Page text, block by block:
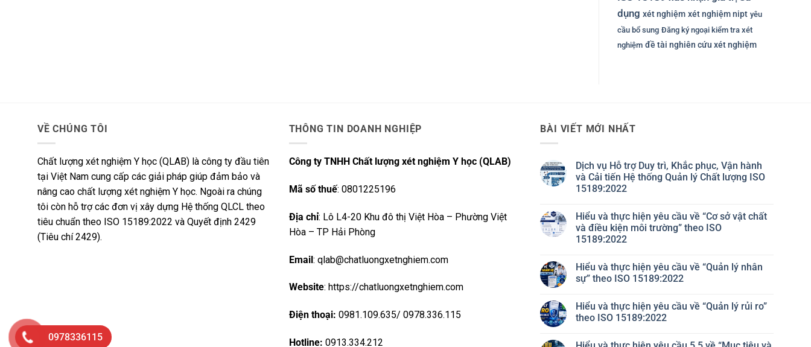
dụng xét nghiệm xét nghiệm nipt yêu
cầu bổ sung Đăng ký ngoại kiểm tra xét
nghiệm đề tài nghiên cứu xét nghiệm
VỀ CHÚNG TÔI
Chất lượng xét nghiệm Y học (QLAB) là công ty đầu tiên
tại Việt Nam cung cấp các giải pháp giúp đảm bảo và
nâng cao chất lượng xét nghiệm Y học. Ngoài ra chúng
tôi còn hỗ trợ các đơn vị xây dựng Hệ thống QLCL theo
tiêu chuẩn theo ISO 15189:2022 và Quyết định 2429
(Tiêu chí 2429).
THÔNG TIN DOANH NGHIỆP
Công ty TNHH Chất lượng xét nghiệm Y học (QLAB)
Mã số thuế: 0801225196
Địa chỉ: Lô L4-20 Khu đô thị Việt Hòa – Phường Việt
Hòa – TP Hải Phòng
Email: qlab@chatluongxetnghiem.com
Website: https://chatluongxetnghiem.com
Điện thoại: 0981.109.635/ 0978.336.115
Hotline: 0913.334.212
BÀI VIẾT MỚI NHẤT
Dịch vụ Hỗ trợ Duy trì, Khắc phục, Vận hành
và Cải tiến Hệ thống Quản lý Chất lượng ISO
15189:2022
bình
luận
ở
Dịch
trợ
Duy
trì,
Vận
hành
và
Hệ
Hiểu và thực hiện yêu cầu về “Cơ sở vật chất
và điều kiện môi trường” theo ISO
15189:2022
bình
luận
ở
thực
hiện
yêu
Hiểu và thực hiện yêu cầu về “Quản lý nhân
sự” theo ISO 15189:2022
bình
luận
ở
Hiểu và thực hiện yêu cầu về “Quản lý rủi ro”
theo ISO 15189:2022
0978336115